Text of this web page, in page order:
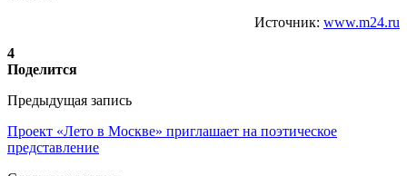
Источник: www.m24.ru
4
Поделится
Предыдущая запись
Проект «Лето в Москве» приглашает на поэтическое
представление